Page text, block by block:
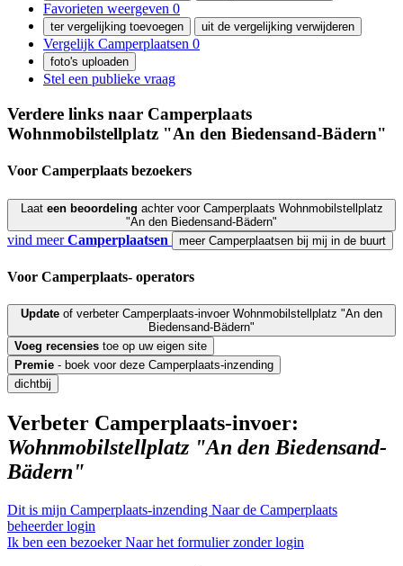
Favorieten weergeven 0
ter vergelijking toevoegen uit de vergelijking verwijderen
Vergelijk Camperplaatsen 0
foto's uploaden
Stel een publieke vraag
Verdere links naar Camperplaats
Wohnmobilstellplatz "An den Biedensand-Bädern"
Voor Camperplaats bezoekers
Laat een beoordeling achter voor Camperplaats Wohnmobilstellplatz
"An den Biedensand-Bädern"
vind meerCamperplaatsen meer Camperplaatsen bij mij in de buurt
Voor Camperplaats- operators
Update of verbeter Camperplaats-invoer Wohnmobilstellplatz "An den
Biedensand-Bädern"
Voeg recensies toe op uw eigen site
Premie - boek voor deze Camperplaats-inzending
dichtbij
Verbeter Camperplaats-invoer:
Wohnmobilstellplatz "An den Biedensand-
Bädern"
Dit is mijn Camperplaats-inzending Naar de Camperplaats
beheerder login
Ik ben een bezoekerNaar het formulier zonder login